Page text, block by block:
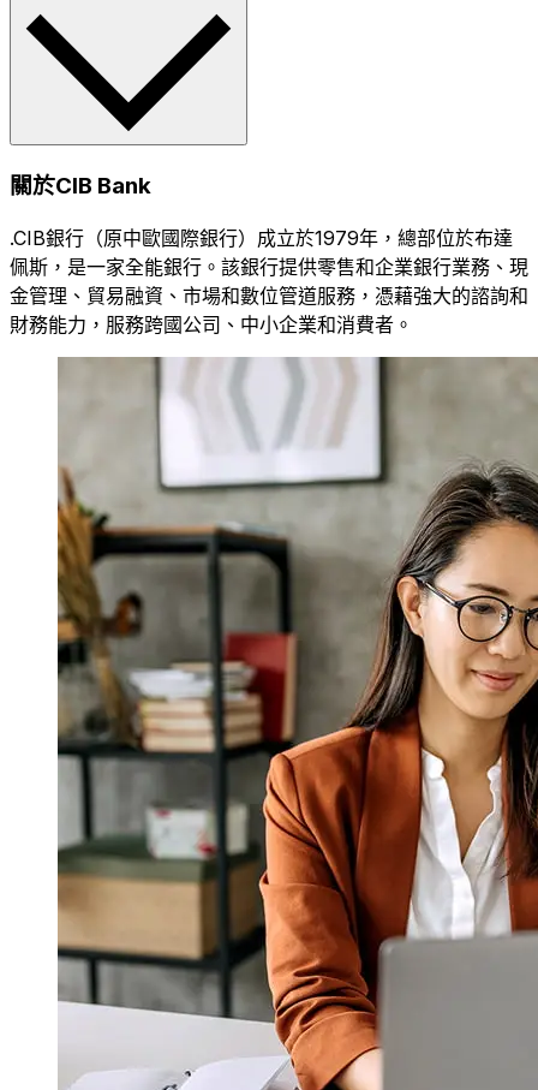
關於CIB Bank
.CIB銀行（原中歐國際銀行）成立於1979年，總部位於布達
佩斯，是一家全能銀行。該銀行提供零售和企業銀行業務、現
金管理、貿易融資、市場和數位管道服務，憑藉強大的諮詢和
財務能力，服務跨國公司、中小企業和消費者。